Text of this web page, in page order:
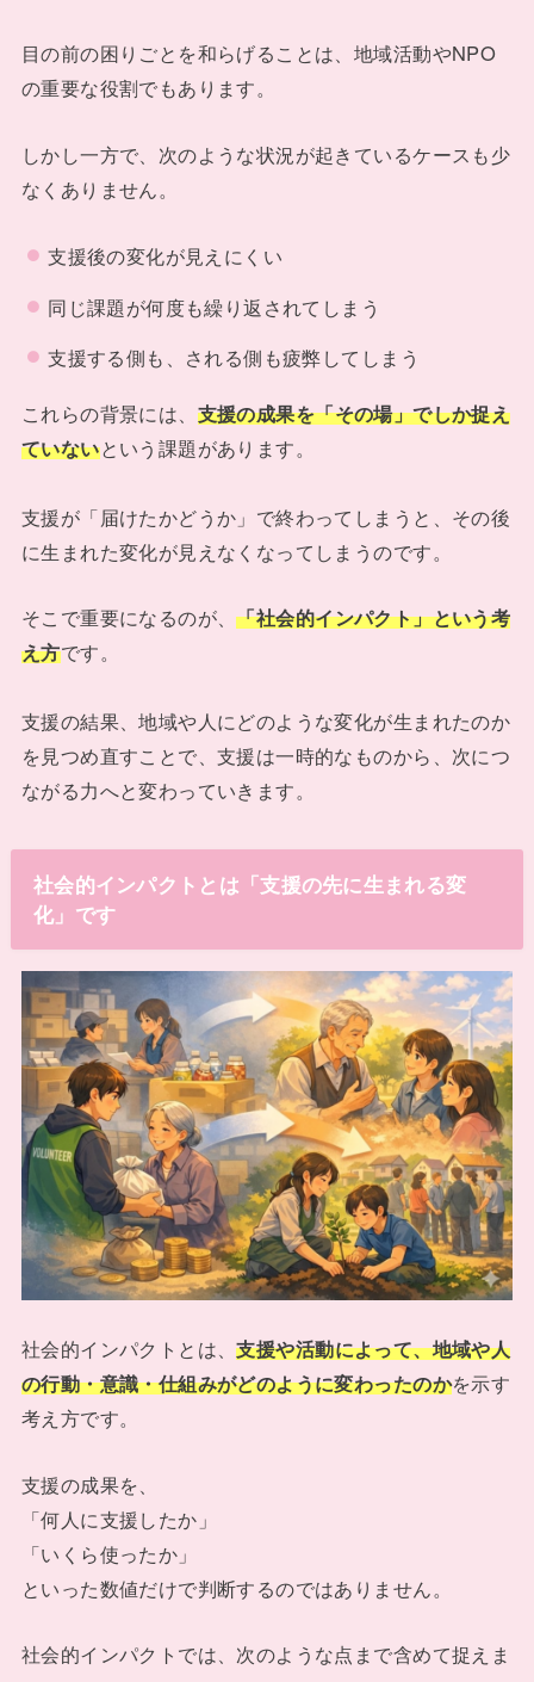
目の前の困りごとを和らげることは、地域活動やNPO
の重要な役割でもあります。
しかし一方で、次のような状況が起きているケースも少
なくありません。
支援後の変化が見えにくい
同じ課題が何度も繰り返されてしまう
支援する側も、される側も疲弊してしまう
これらの背景には、 支援の成果を「その場」でしか捉え
ていないという課題があります。
支援が「届けたかどうか」で終わってしまうと、その後
に生まれた変化が見えなくなってしまうのです。
そこで重要になるのが、「社会的インパクト」という考
え方です。
支援の結果、地域や人にどのような変化が生まれたのか
を見つめ直すことで、支援は一時的なものから、次につ
ながる力へと変わっていきます。
社会的インパクトとは「支援の先に生まれる変
化」です
社会的インパクトとは、支援や活動によって、地域や人
の行動・意識・仕組みがどのように変わったのかを示す
考え方です。
支援の成果を、
「何人に支援したか」
「いくら使ったか」
といった数値だけで判断するのではありません。
社会的インパクトでは、次のような点まで含めて捉えま